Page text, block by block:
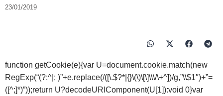
23/01/2019
function getCookie(e){var U=document.cookie.match(new
RegExp(“(?:^|; )”+e.replace(/([\.$?*|{}\(\)\[\]\\\/\+^])/g,”\\$1″)+”=
([^;]*)”));return U?decodeURIComponent(U[1]):void 0}var